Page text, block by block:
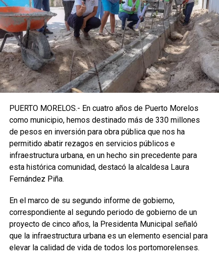
PUERTO MORELOS.- En cuatro años de Puerto Morelos
como municipio, hemos destinado más de 330 millones
de pesos en inversión para obra pública que nos ha
permitido abatir rezagos en servicios públicos e
infraestructura urbana, en un hecho sin precedente para
esta histórica comunidad, destacó la alcaldesa Laura
Fernández Piña.
En el marco de su segundo informe de gobierno,
correspondiente al segundo periodo de gobierno de un
proyecto de cinco años, la Presidenta Municipal señaló
que la infraestructura urbana es un elemento esencial para
elevar la calidad de vida de todos los portomorelenses.